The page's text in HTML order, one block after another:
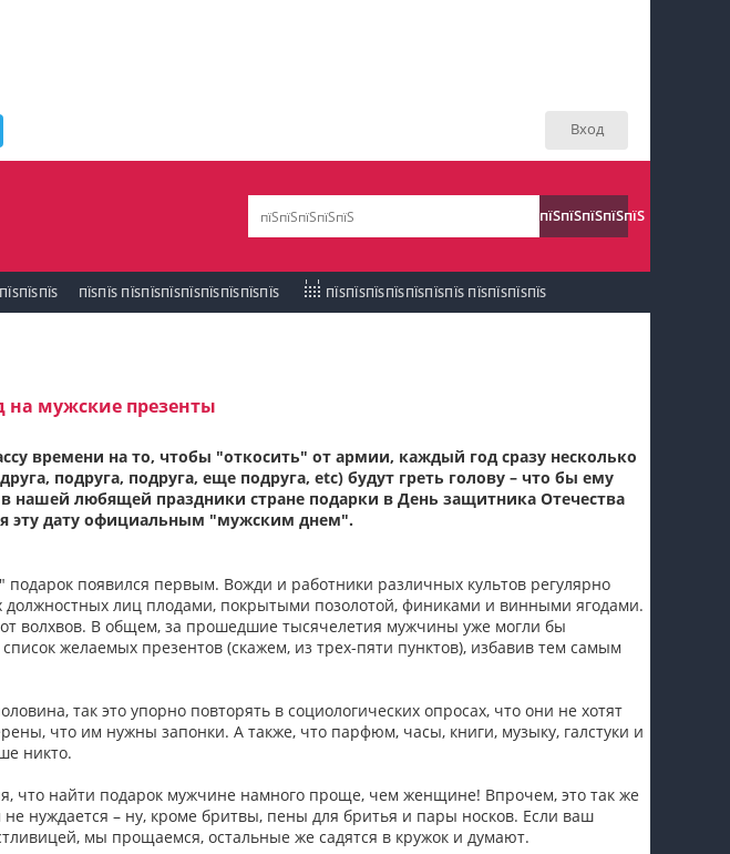
Вход
пїЅпїЅпїЅпїЅпїЅ
пїЅпїЅпїЅ пїЅпїЅпїЅпїЅпїЅпїЅпїЅ
пїЅпїЅпїЅ пїЅпїЅпїЅпїЅпїЅпїЅпїЅ
пїЅпїЅпїЅпїЅпїЅпїЅпїЅпїЅпїЅпїЅпїЅ
пїЅпїЅпїЅ пїЅпїЅпїЅпїЅпїЅпїЅ
пїЅпїЅпїЅпїЅпїЅ
пїЅпїЅпїЅпїЅпїЅпїЅпїЅпїЅпїЅпїЅ
ПЇЅПЇЅ ПЇЅПЇЅПЇЅПЇЅПЇЅПЇЅПЇЅПЇЅ ПЇЅПЇЅПЇЅПЇЅПЇЅПЇЅПЇЅ ПЇЅПЇЅПЇЅПЇЅ
на мужские презенты
времени на то, чтобы "откосить" от армии, каждый год сразу несколько
подруга, подруга, еще подруга, etc) будут греть голову – что бы ему
в нашей любящей праздники стране подарки в День защитника Отечества
эту дату официальным "мужским днем".
подарок появился первым. Вожди и работники различных культов регулярно
лиц плодами, покрытыми позолотой, финиками и винными ягодами.
волхвов. В общем, за прошедшие тысячелетия мужчины уже могли бы
желаемых презентов (скажем, из трех-пяти пунктов), избавив тем самым
так это упорно повторять в социологических опросах, что они не хотят
что им нужны запонки. А также, что парфюм, часы, книги, музыку, галстуки и
никто.
что найти подарок мужчине намного проще, чем женщине! Впрочем, это так же
нуждается – ну, кроме бритвы, пены для бритья и пары носков. Если ваш
мы прощаемся, остальные же садятся в кружок и думают.